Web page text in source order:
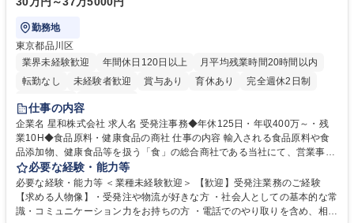
勤務地
東京都品川区
業界未経験歓迎
年間休日120日以上
月平均残業時間20時間以内
転勤なし
未経験者歓迎 賞与あり 育休あり
完全週休2日制
交通費支給
仕事の内容
企業名 星和株式会社 求人名 受発注事務◆年休125日・年収400万～・残
業10H◆食品原料・健康食品の商社 仕事の内容 輸入される食品原料や食
品添加物、健康食品等を扱う「食」の総合商社である当社にて、営業事務
として営業サポートや書類作成、データ入力、電話対応などの業務をお任
せします。 ・受注／出荷指示／売上管理／仕入管理／在庫管理／お客様や
倉庫と電話確認など、販売に関わる事務、営業サポートをお願いします。
・入社後は商品について覚えることから始め、先輩社員OJTと共に業務を
必要な経験・能力等
必要な経験・能力等 ＜業種未経験歓迎＞ 【歓迎】受発注業務のご経験
【求める人物像】・受発注や物流が好きな方 ・社会人としての基本的な常
識・コミュニケーション力をお持ちの方 ・電話でのやり取りを含め、相手